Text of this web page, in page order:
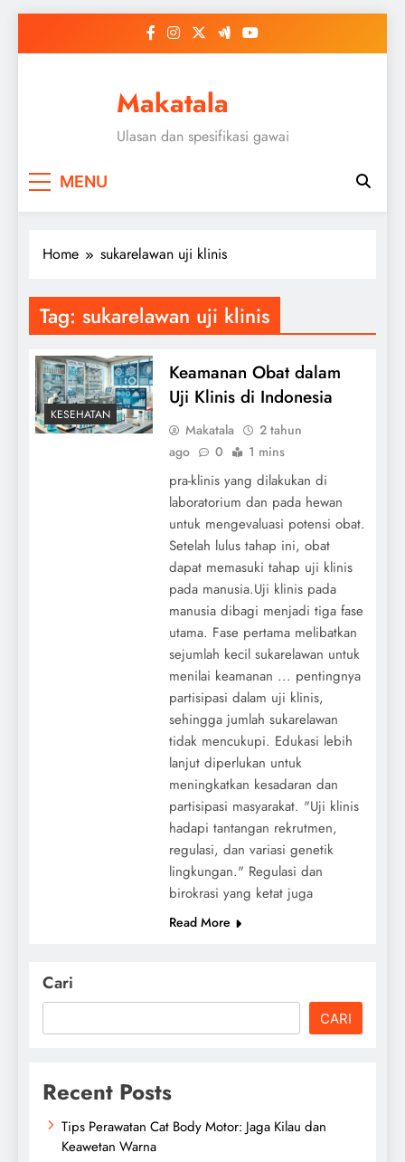
Makatala
Ulasan dan spesifikasi gawai
MENU
Home sukarelawan uji klinis
Tag: sukarelawan uji klinis
KESEHATAN
Keamanan Obat dalam
Uji Klinis di Indonesia
Makatala
2 tahun
ago
0 1 mins
pra-klinis yang dilakukan di
laboratorium dan pada hewan
untuk mengevaluasi potensi obat.
Setelah lulus tahap ini, obat
dapat memasuki tahap uji klinis
pada manusia.Uji klinis pada
manusia dibagi menjadi tiga fase
utama. Fase pertama melibatkan
sejumlah kecil sukarelawan untuk
menilai keamanan ... pentingnya
partisipasi dalam uji klinis,
sehingga jumlah sukarelawan
tidak mencukupi. Edukasi lebih
lanjut diperlukan untuk
meningkatkan kesadaran dan
partisipasi masyarakat. "Uji klinis
hadapi tantangan rekrutmen,
regulasi, dan variasi genetik
lingkungan." Regulasi dan
birokrasi yang ketat juga
Read More
Cari
CARI
Recent Posts
Tips Perawatan Cat Body Motor: Jaga Kilau dan
Keawetan Warna